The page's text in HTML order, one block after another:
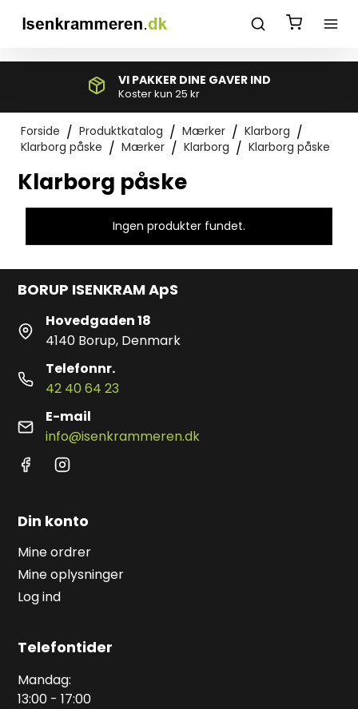
VI PAKKER DINE GAVER IND
Koster kun 25 kr
Forside / Produktkatalog / Mærker / Klarborg /
Klarborg påske / Mærker / Klarborg / Klarborg påske
Klarborg påske
Ingen produkter fundet.
BORUP ISENKRAM ApS
Hovedgaden 18
4140 Borup, Denmark
Telefonnr.
42 40 64 23
E-mail
info@isenkrammeren.dk
Din konto
Mine ordrer
Mine oplysninger
Log ind
Telefontider
Mandag:
13:00 - 17:00